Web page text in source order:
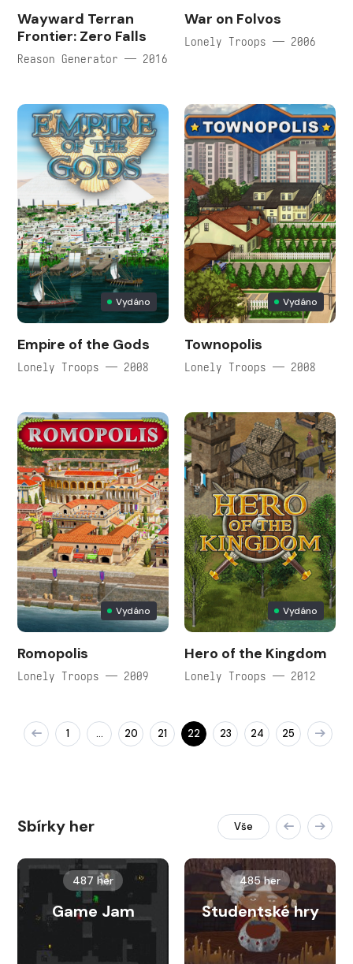
Wayward Terran
Frontier: Zero Falls
Reason Generator — 2016
War on Folvos
Lonely Troops — 2006
Vydáno
Empire of the Gods
Lonely Troops — 2008
Vydáno
Townopolis
Lonely Troops — 2008
Vydáno
Romopolis
Lonely Troops — 2009
Vydáno
Hero of the Kingdom
Lonely Troops — 2012
1 … 20 21 22 23 24 25
Sbírky her Vše
487 her
Game Jam
485 her
Studentské hry